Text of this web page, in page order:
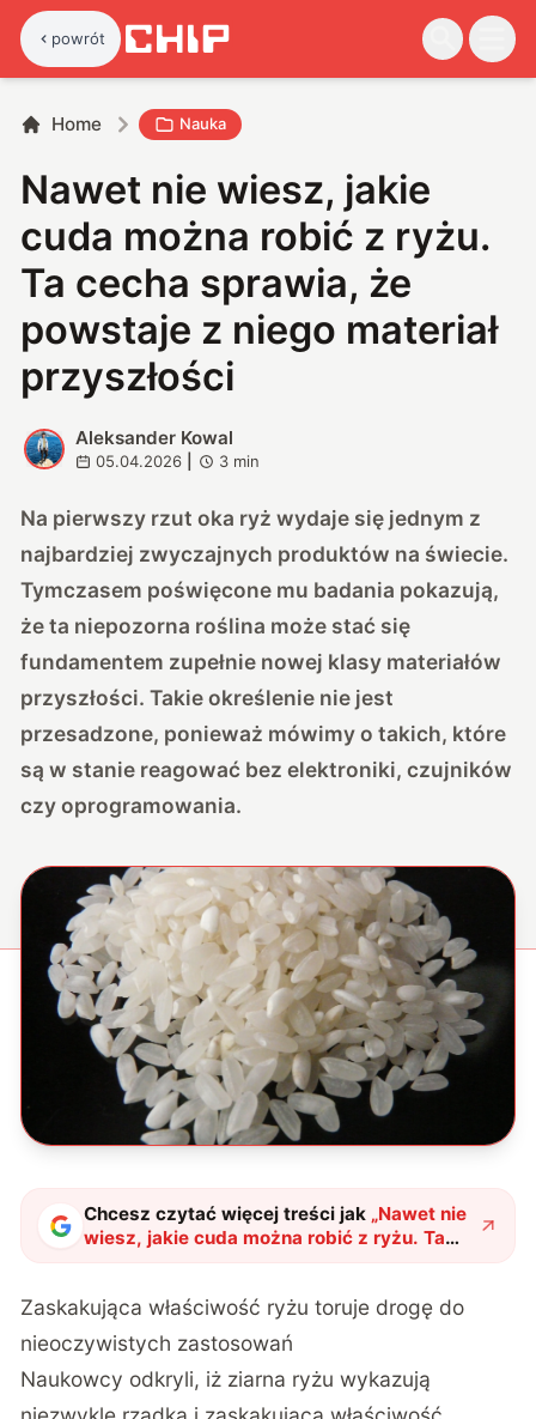
powrót
Home Nauka
Nawet nie wiesz, jakie
cuda można robić z ryżu.
Ta cecha sprawia, że
powstaje z niego materiał
przyszłości
A
Aleksander Kowal
05.04.2026 3 min
Na pierwszy rzut oka ryż wydaje się jednym z
najbardziej zwyczajnych produktów na świecie.
Tymczasem poświęcone mu badania pokazują,
że ta niepozorna roślina może stać się
fundamentem zupełnie nowej klasy materiałów
przyszłości. Takie określenie nie jest
przesadzone, ponieważ mówimy o takich, które
są w stanie reagować bez elektroniki, czujników
czy oprogramowania.
Chcesz czytać więcej treści jak „Nawet nie
wiesz, jakie cuda można robić z ryżu. Ta
cecha sprawia, że powstaje z niego
Zaskakująca właściwość ryżu toruje drogę do
nieoczywistych zastosowań
Naukowcy odkryli, iż ziarna ryżu wykazują